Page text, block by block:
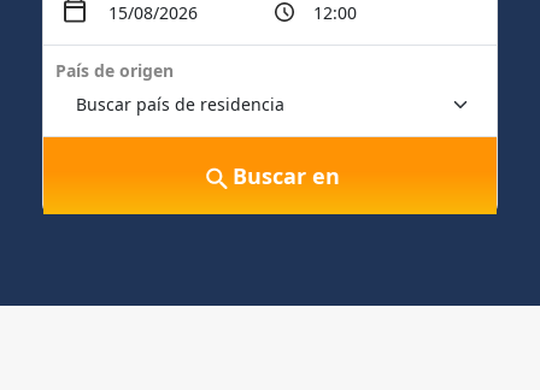
País de origen
Buscar en